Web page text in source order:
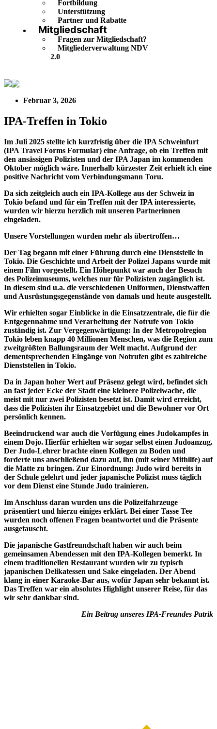
Fortbildung
Unterstützung
Partner und Rabatte
Mitgliedschaft
Fragen zur Mitgliedschaft?
Mitgliederverwaltung NDV
2.0
Februar 3, 2026
IPA-Treffen in Tokio
Im Juli 2025 stellte ich kurzfristig über die IPA Schweinfurt
(IPA Travel Forms Formular) eine Anfrage, ob ein Treffen mit
den ansässigen Polizisten und der IPA Japan im kommenden
Oktober möglich wäre. Innerhalb kürzester Zeit erhielt ich eine
positive Nachricht vom Verbindungsmann Toru.
Da sich zeitgleich auch ein IPA-Kollege aus der Schweiz in
Tokio befand und für ein Treffen mit der IPA interessierte,
wurden wir hierzu herzlich mit unseren Partnerinnen
eingeladen.
Unsere Vorstellungen wurden mehr als übertroffen…
Der Tag begann mit einer Führung durch eine Dienststelle in
Tokio. Die Geschichte und Arbeit der Polizei Japans wurde mit
einem Film vorgestellt. Ein Höhepunkt war auch der Besuch
des Polizeimuseums, welches nur für Polizisten zugänglich ist.
In diesem sind u.a. die verschiedenen Uniformen, Dienstwaffen
und Ausrüstungsgegenstände von damals und heute ausgestellt.
Wir erhielten sogar Einblicke in die Einsatzzentrale, die für die
Entgegennahme und Verarbeitung der Notrufe von Tokio
zuständig ist. Zur Vergegenwärtigung: In der Metropolregion
Tokio leben knapp 40 Millionen Menschen, was die Region zum
zweitgrößten Ballungsraum der Welt macht. Aufgrund der
dementsprechenden Eingänge von Notrufen gibt es zahlreiche
Dienststellen in Tokio.
Da in Japan hoher Wert auf Präsenz gelegt wird, befindet sich
an fast jeder Ecke der Stadt eine kleinere Polizeiwache, die
meist mit nur zwei Polizisten besetzt ist. Damit wird erreicht,
dass die Polizisten ihr Einsatzgebiet und die Bewohner vor Ort
persönlich kennen.
Beeindruckend war auch die Vorfügung eines Judokampfes in
einem Dojo. Hierfür erhielten wir sogar selbst einen Judoanzug.
Der Judo-Lehrer brachte einen Kollegen zu Boden und
forderte uns anschließend dazu auf, ihn (mit seiner Mithilfe) auf
die Matte zu bringen. Zur Einordnung: Judo wird bereits in
der Schule gelehrt und jeder japanische Polizist muss täglich
vor dem Dienst eine Stunde Judo trainieren.
Im Anschluss daran wurden uns die Polizeifahrzeuge
präsentiert und hierzu einiges erklärt. Bei einer Tasse Tee
wurden noch offenen Fragen beantwortet und die Präsente
ausgetauscht.
Die japanische Gastfreundschaft haben wir auch beim
gemeinsamen Abendessen mit den IPA-Kollegen bemerkt. In
einem traditionellen Restaurant wurden wir zu typisch
japanischen Delikatessen und Sake eingeladen. Der Abend
klang in einer Karaoke-Bar aus, wofür Japan sehr bekannt ist.
Das Treffen war ein absolutes Highlight unserer Reise, für das
wir sehr dankbar sind.
Ein Beitrag unseres IPA-Freundes Patrik